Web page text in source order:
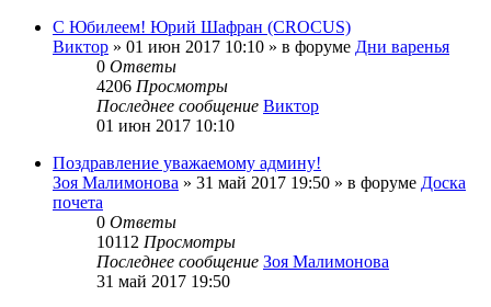
С Юбилеем! Юрий Шафран (CROCUS)
Виктор » 01 июн 2017 10:10 » в форуме Дни варенья
0 Ответы
4206 Просмотры
Последнее сообщение Виктор
01 июн 2017 10:10
Поздравление уважаемому админу!
Зоя Малимонова » 31 май 2017 19:50 » в форуме Доска
почета
0 Ответы
10112 Просмотры
Последнее сообщение Зоя Малимонова
31 май 2017 19:50